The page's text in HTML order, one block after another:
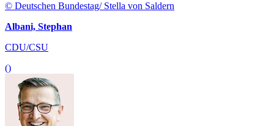
© Deutschen Bundestag/ Stella von Saldern
Albani, Stephan
CDU/CSU
()